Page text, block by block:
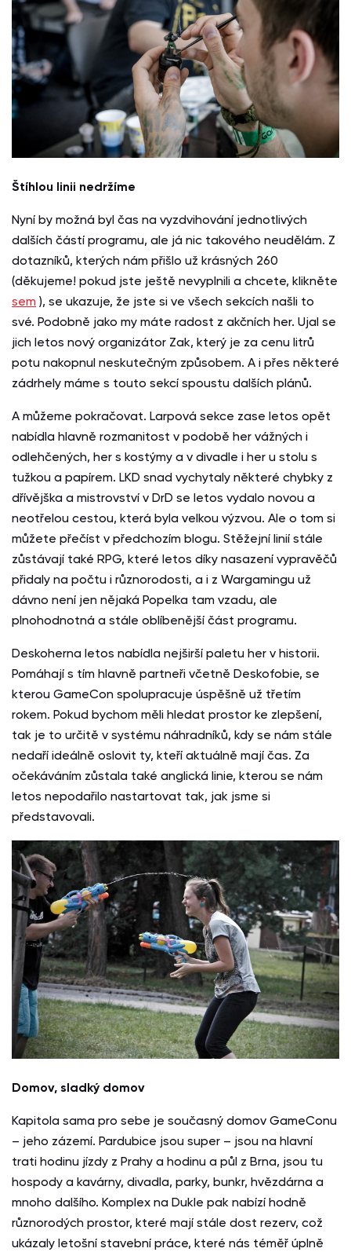
Štíhlou linii nedržíme
Nyní by možná byl čas na vyzdvihování jednotlivých
dalších částí programu, ale já nic takového neudělám. Z
dotazníků, kterých nám přišlo už krásných 260
(děkujeme! pokud jste ještě nevyplnili a chcete, klikněte
sem ), se ukazuje, že jste si ve všech sekcích našli to
své. Podobně jako my máte radost z akčních her. Ujal se
jich letos nový organizátor Zak, který je za cenu litrů
potu nakopnul neskutečným způsobem. A i přes některé
zádrhely máme s touto sekcí spoustu dalších plánů.
A můžeme pokračovat. Larpová sekce zase letos opět
nabídla hlavně rozmanitost v podobě her vážných i
odlehčených, her s kostýmy a v divadle i her u stolu s
tužkou a papírem. LKD snad vychytaly některé chybky z
dřívějška a mistrovství v DrD se letos vydalo novou a
neotřelou cestou, která byla velkou výzvou. Ale o tom si
můžete přečíst v předchozím blogu. Stěžejní linií stále
zůstávají také RPG, které letos díky nasazení vypravěčů
přidaly na počtu i různorodosti, a i z Wargamingu už
dávno není jen nějaká Popelka tam vzadu, ale
plnohodnotná a stále oblíbenější část programu.
Deskoherna letos nabídla nejširší paletu her v historii.
Pomáhají s tím hlavně partneři včetně Deskofobie, se
kterou GameCon spolupracuje úspěšně už třetím
rokem. Pokud bychom měli hledat prostor ke zlepšení,
tak je to určitě v systému náhradníků, kdy se nám stále
nedaří ideálně oslovit ty, kteří aktuálně mají čas. Za
očekáváním zůstala také anglická linie, kterou se nám
letos nepodařilo nastartovat tak, jak jsme si
představovali.
Domov, sladký domov
Kapitola sama pro sebe je současný domov GameConu
– jeho zázemí. Pardubice jsou super – jsou na hlavní
trati hodinu jízdy z Prahy a hodinu a půl z Brna, jsou tu
hospody a kavárny, divadla, parky, bunkr, hvězdárna a
mnoho dalšího. Komplex na Dukle pak nabízí hodně
různorodých prostor, které mají stále dost rezerv, což
ukázaly letošní stavební práce, které nás téměř úplně